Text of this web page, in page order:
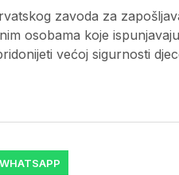
zavoda za
osobama koje
većoj sigurnosti
WHATSAPP